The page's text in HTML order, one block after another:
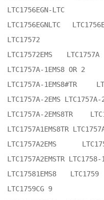
LTC1756EGN-LTC
LTC1756EGNLTC
LTC17572
LTC17572EMS
LTC1757A-1EMS8 OR 2
LTC1757A-1EMS8#TR
LTC1757A-2EMS LTC1757A-
LTC1757A-2EMS8TR
LTC1757A1EMS8TR
LTC1757A2EMS
LTC1757A2EMSTR LTC1758-
LTC17581EMS8
LTC1759CG 9